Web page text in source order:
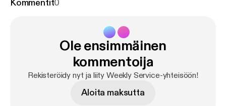
Kommentit0
Ole ensimmäinen
kommentoija
Rekisteröidy nyt ja liity Weekly Service-yhteisöön!
Aloita maksutta